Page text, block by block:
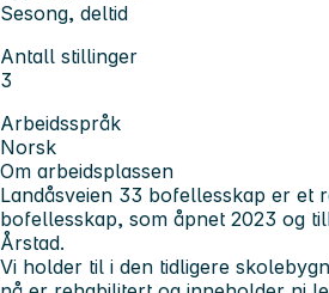
Sesong, deltid
Antall stillinger
3
Arbeidsspråk
Norsk
Om arbeidsplassen
Landåsveien 33 bofellesskap er et
bofellesskap, som åpnet 2023 og
Årstad.
Vi holder til i den tidligere